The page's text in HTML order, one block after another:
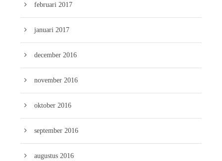
februari 2017
januari 2017
december 2016
november 2016
oktober 2016
september 2016
augustus 2016